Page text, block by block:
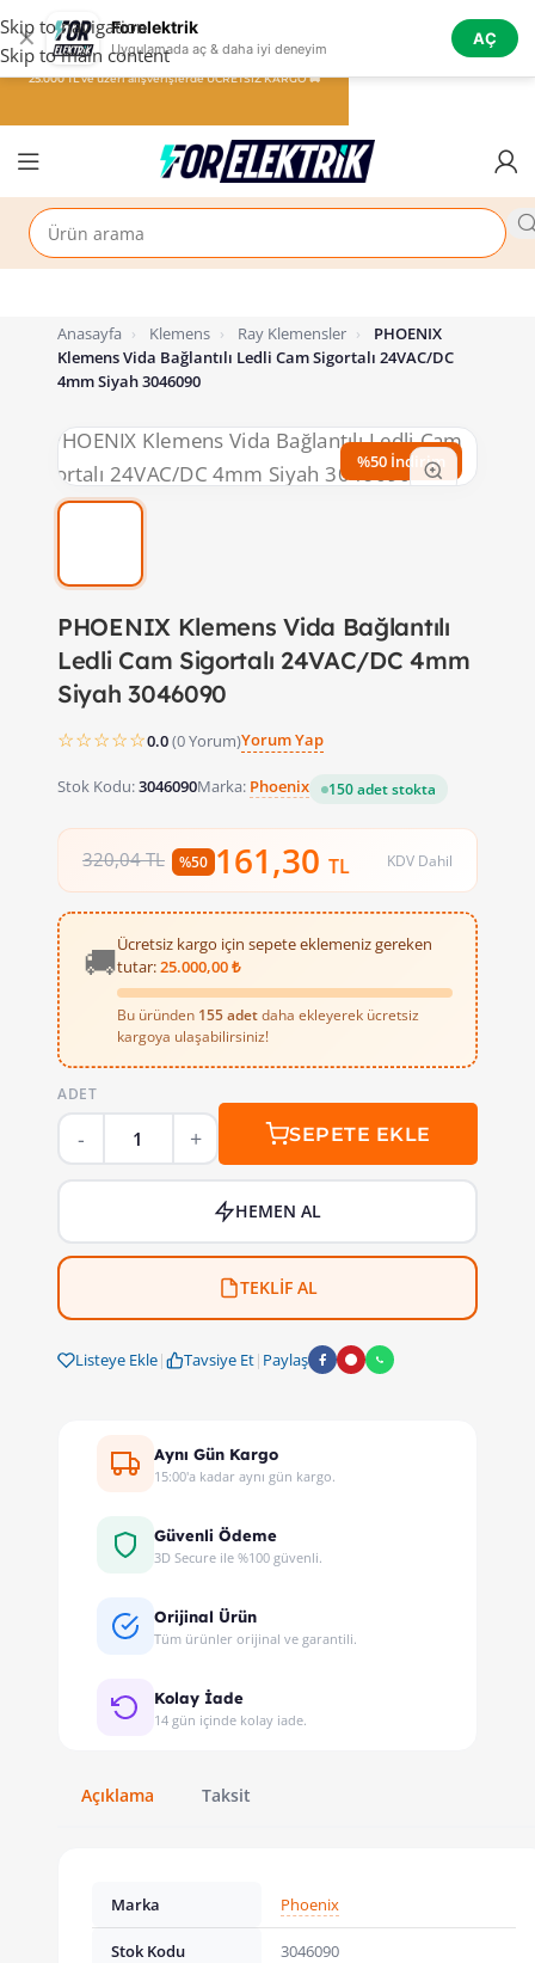
✕ Forelektrik
Uygulamada aç & daha iyi deneyim
AÇ
Skip to navigation
Skip to main content
Anasayfa › Klemens › Ray Klemensler ›
PHOENIX
Klemens Vida Bağlantılı Ledli Cam Sigortalı 24VAC/DC
4mm Siyah 3046090
%50 İndirim
PHOENIX Klemens Vida Bağlantılı
Ledli Cam Sigortalı 24VAC/DC 4mm
Siyah 3046090
☆☆☆☆☆0.0(0 Yorum)Yorum Yap
Stok Kodu:3046090Marka: Phoenix 150 adet stokta
320,04 TL %50 161,30 TL KDV Dahil
🚚Ücretsiz kargo için sepete eklemeniz gereken
tutar:25.000,00 ₺
Bu üründen 155 adetdaha ekleyerek ücretsiz
kargoya ulaşabilirsiniz!
ADET
SEPETE EKLE
HEMEN AL
TEKLİF AL
Listeye Ekle| Tavsiye Et| Paylaş
Aynı Gün Kargo
15:00'a kadar aynı gün kargo.
Güvenli Ödeme
3D Secure ile %100 güvenli.
Orijinal Ürün
Tüm ürünler orijinal ve garantili.
Kolay İade
14 gün içinde kolay iade.
Açıklama Taksit
Marka Phoenix
Stok Kodu 3046090
25.000 TL ve üzeri alışverişlerde ÜCRETSİZ KARGO 🚚